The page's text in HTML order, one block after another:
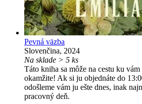
Pevná väzba
Slovenčina, 2024
Na sklade > 5 ks
Táto kniha sa môže na cestu ku
okamžite! Ak si ju objednáte do
odošleme vám ju ešte dnes, inak
pracovný deň.